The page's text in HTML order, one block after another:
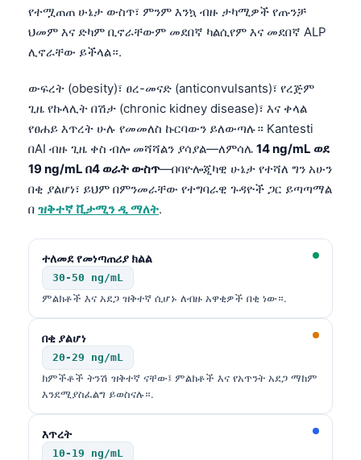
የተሟጠጠ ሁኔታ ውስጥ፣ ምንም እንኳ ብዙ ታካሚዎች የጡንቻ
ህመም እና ድካም ቢኖራቸውም መደበኛ ካልሲየም እና መደበኛ ALP
ሊኖራቸው ይችላል።.
ውፍረት (obesity)፣ ፀረ-መናድ (anticonvulsants)፣ የረጅም
ጊዜ የኩላሊት በሽታ (chronic kidney disease)፣ እና ቀላል
የፀሐይ እጥረት ሁሉ የመመለስ ኩርባውን ይለውጣሉ። Kantesti
በAI ብዙ ጊዜ ቀስ ብሎ መሻሻልን ያሳያል—ለምሳሌ 14 ng/mL ወደ
19 ng/mL በ4 ወራት ውስጥ—በባዮሎጂካዊ ሁኔታ የተሻለ ግን አሁን
በቂ ያልሆነ፣ ይህም በምንመራቸው የተግባራዊ ጉዳዮች ጋር ይጣጣማል
በ ዝቅተኛ ቪታሚን ዲ ማለት.
ተለመደ የመነጣጠሪያ ክልል
30-50 ng/mL
ምልክቶች እና አደጋ ዝቅተኛ ሲሆኑ ለብዙ አዋቂዎች በቂ ነው።.
በቂ ያልሆነ
20-29 ng/mL
ክምችቶች ትንሽ ዝቅተኛ ናቸው፤ ምልክቶች እና የአጥንት አደጋ ማከም
እንደሚያስፈልግ ይወስናሉ።.
እጥረት
10-19 ng/mL